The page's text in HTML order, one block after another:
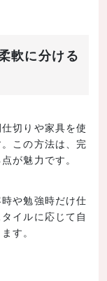
軟に分ける
切りや家具を使
この方法は、完
が魅力です。
や勉強時だけ仕
イルに応じて自
す。